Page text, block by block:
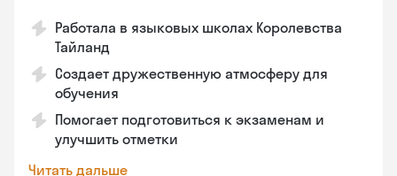
Работала в языковых школах Королевства
Тайланд
Создает дружественную атмосферу для
обучения
Помогает подготовиться к экзаменам и
улучшить отметки
Читать дальше